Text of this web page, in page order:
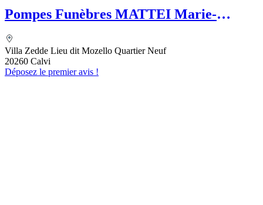
Pompes Funèbres MATTEI Marie-
Villa Zedde Lieu dit Mozello Quartier Neuf
20260 Calvi
Déposez le premier avis !